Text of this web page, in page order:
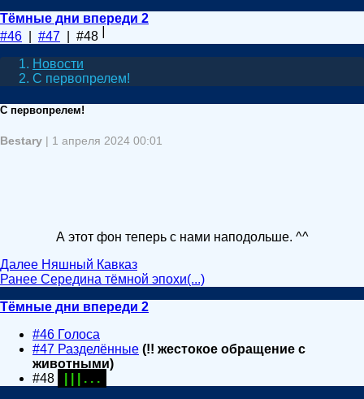
Тёмные дни впереди 2
#46
#47 | #48
Новости
С первопрелем!
С первопрелем!
Bestary | 1 апреля 2024 00:01
А этот фон теперь с нами наподольше. ^^
Далее Няшный Кавказ
Ранее Середина тёмной эпохи(...)
Тёмные дни впереди 2
#46 Голоса
#47 Разделённые (!! жестокое обращение с
животными)
#48
| | | . . .